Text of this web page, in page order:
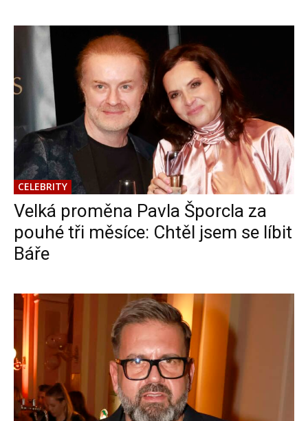
CELEBRITY
Velká proměna Pavla Šporcla za
pouhé tři měsíce: Chtěl jsem se líbit
Báře